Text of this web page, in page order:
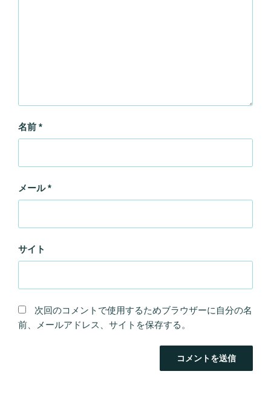
名前 *
メール*
サイト
次回のコメントで使用するためブラウザーに自分の名
前、メールアドレス、サイトを保存する。